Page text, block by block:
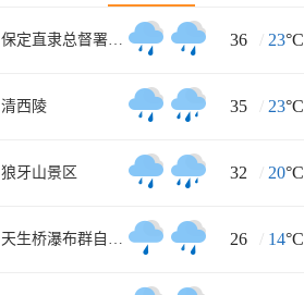
保定直隶总督署博物馆 36 / 23°C
清西陵 35 / 23°C
狼牙山景区 32 / 20°C
天生桥瀑布群自然风景区 26 / 14°C